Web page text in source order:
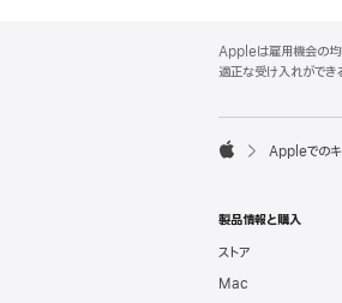
p
p
e
o
e
Appleは雇用機会の均
適正な受け入れができ

p
l
e
Appleでのキ
製品情報と購入
ストア
Mac